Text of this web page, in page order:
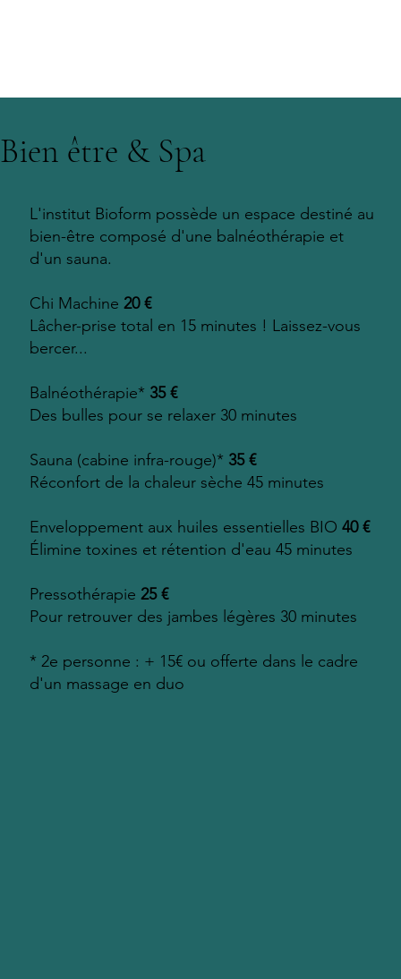
Bien être & Spa
L'institut Bioform possède un espace destiné au
bien-être composé d'une balnéothérapie et
d'un sauna.
Chi Machine20 €
Lâcher-prise total en 15 minutes ! Laissez-vous
bercer...
Balnéothérapie* 35 €
Des bulles pour se relaxer 30 minutes
Sauna (cabine infra-rouge)* 35 €
Réconfort de la chaleur sèche 45 minutes
Enveloppement aux huiles essentielles BIO40 €
Élimine toxines et rétention d'eau 45 minutes
Pressothérapie25 €
Pour retrouver des jambes légères 30 minutes
* 2e personne : + 15€ ou offerte dans le cadre
d'un massage en duo